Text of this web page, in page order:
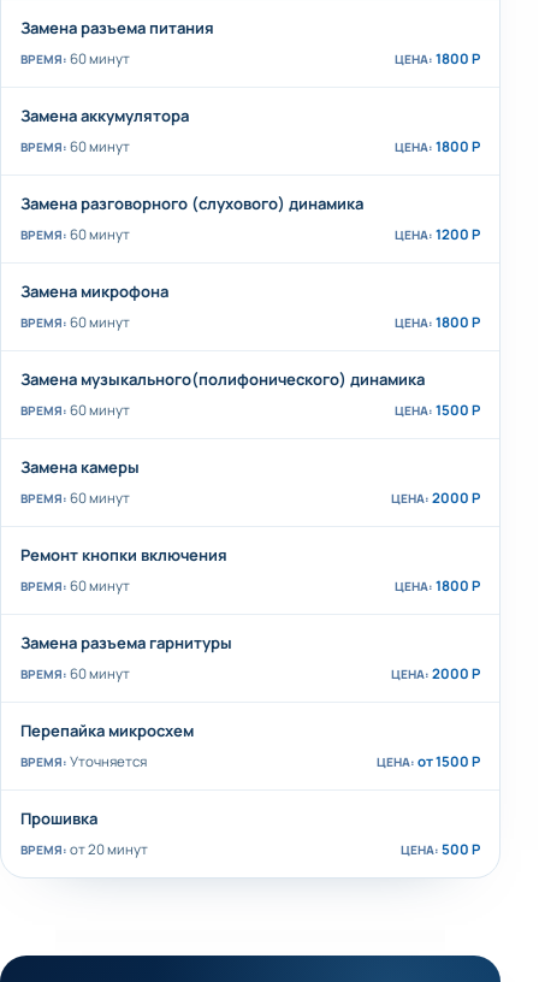
Замена разъема питания
60 минут 1800 Р
Замена аккумулятора
60 минут 1800 Р
Замена разговорного (слухового) динамика
60 минут 1200 Р
Замена микрофона
60 минут 1800 Р
Замена музыкального(полифонического) динамика
60 минут 1500 Р
Замена камеры
60 минут 2000 Р
Ремонт кнопки включения
60 минут 1800 Р
Замена разъема гарнитуры
60 минут 2000 Р
Перепайка микросхем
Уточняется от 1500 Р
Прошивка
от 20 минут 500 Р